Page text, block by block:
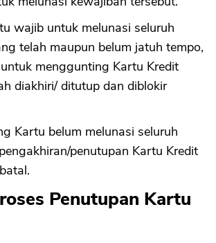
wajib untuk melunasi seluruh
telah maupun belum jatuh tempo,
menggunting Kartu Kredit
diakhiri/ ditutup dan diblokir
Kartu belum melunasi seluruh
penutupan Kartu Kredit
Penutupan Kartu